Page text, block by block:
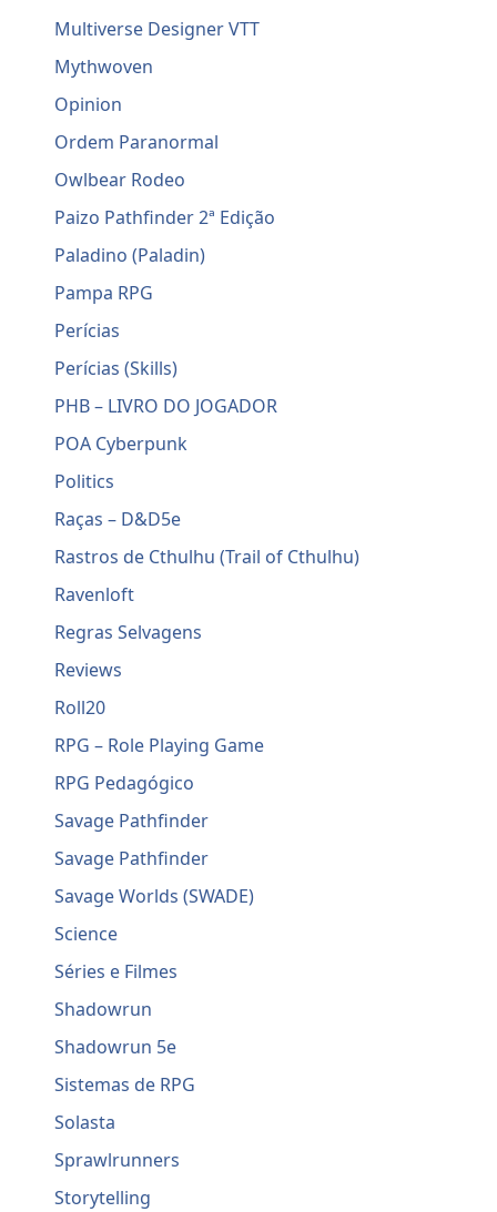
Multiverse Designer VTT
Mythwoven
Opinion
Ordem Paranormal
Owlbear Rodeo
Paizo Pathfinder 2ª Edição
Paladino (Paladin)
Pampa RPG
Perícias
Perícias (Skills)
PHB – LIVRO DO JOGADOR
POA Cyberpunk
Politics
Raças – D&D5e
Rastros de Cthulhu (Trail of Cthulhu)
Ravenloft
Regras Selvagens
Reviews
Roll20
RPG – Role Playing Game
RPG Pedagógico
Savage Pathfinder
Savage Pathfinder
Savage Worlds (SWADE)
Science
Séries e Filmes
Shadowrun
Shadowrun 5e
Sistemas de RPG
Solasta
Sprawlrunners
Storytelling